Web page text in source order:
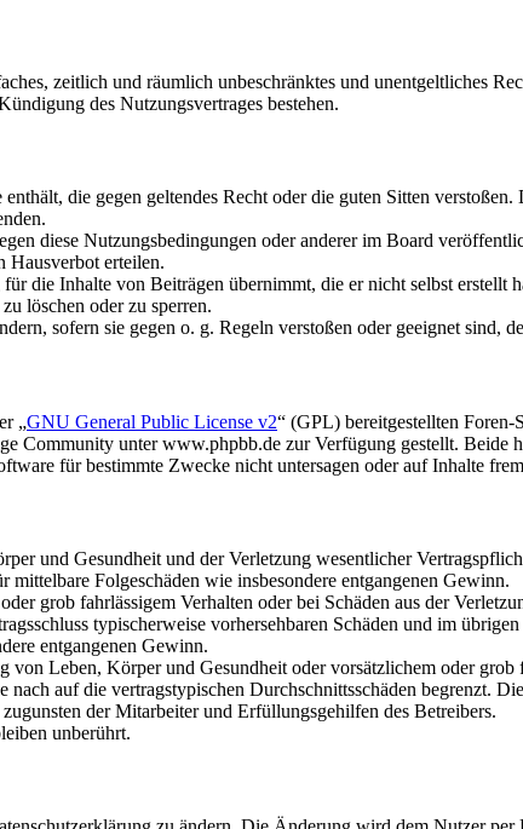
zeitlich und räumlich unbeschränktes und unentgeltliches
des Nutzungsvertrages bestehen.
die gegen geltendes Recht oder die guten Sitten
diese Nutzungsbedingungen oder anderer im Board
Hausverbot erteilen.
die Inhalte von Beiträgen übernimmt, die er nicht selbst erstellt
löschen oder zu sperren.
sofern sie gegen o. g. Regeln verstoßen oder geeignet sind,
„GNU General Public License v2“ (GPL) bereitgestellten
Community unter www.phpbb.de zur Verfügung gestellt.
für bestimmte Zwecke nicht untersagen oder auf Inhalte
und Gesundheit und der Verletzung wesentlicher
Folgeschäden wie insbesondere entgangenen Gewinn.
grob fahrlässigem Verhalten oder bei Schäden aus der
typischerweise vorhersehbaren Schäden und im
entgangenen Gewinn.
Leben, Körper und Gesundheit oder vorsätzlichem oder grob
auf die vertragstypischen Durchschnittsschäden begrenzt.
der Mitarbeiter und Erfüllungsgehilfen des Betreibers.
unberührt.